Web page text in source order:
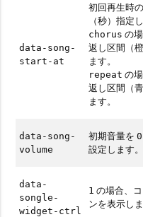
data-song-
start-at
初回再生時
（秒）指定
chorus の
返し区間（
ます。
repeat の
返し区間（
ます。
data-song-
volume
初期音量を0
設定します。
data-
songle-
widget-ctrl
1 の場合、
ンを表示しま